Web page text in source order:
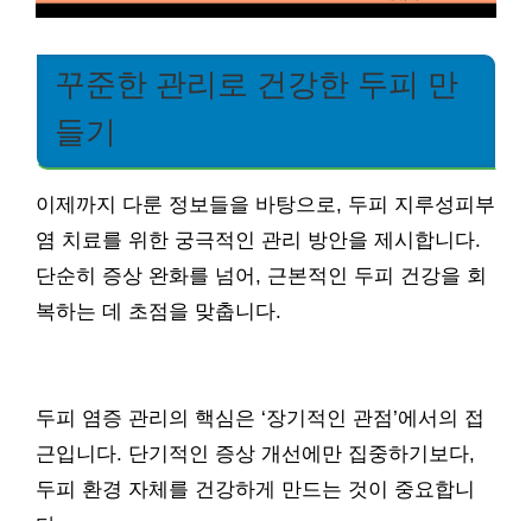
꾸준한 관리로 건강한 두피 만
들기
이제까지 다룬 정보들을 바탕으로, 두피 지루성피부
염 치료를 위한 궁극적인 관리 방안을 제시합니다.
단순히 증상 완화를 넘어, 근본적인 두피 건강을 회
복하는 데 초점을 맞춥니다.
두피 염증 관리의 핵심은 ‘장기적인 관점’에서의 접
근입니다. 단기적인 증상 개선에만 집중하기보다,
두피 환경 자체를 건강하게 만드는 것이 중요합니